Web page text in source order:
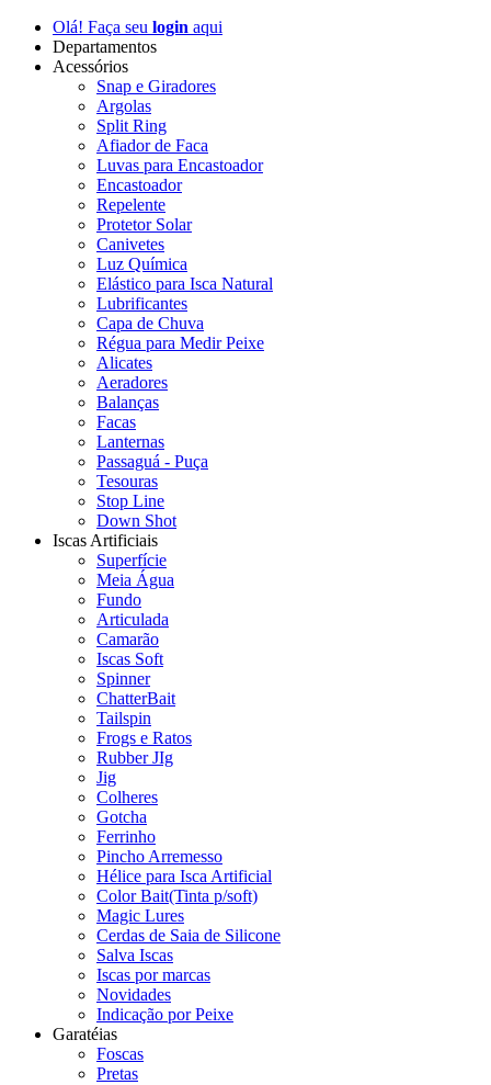
Olá! Faça seu login aqui
Departamentos
Acessórios
Snap e Giradores
Argolas
Split Ring
Afiador de Faca
Luvas para Encastoador
Encastoador
Repelente
Protetor Solar
Canivetes
Luz Química
Elástico para Isca Natural
Lubrificantes
Capa de Chuva
Régua para Medir Peixe
Alicates
Aeradores
Balanças
Facas
Lanternas
Passaguá - Puça
Tesouras
Stop Line
Down Shot
Iscas Artificiais
Superfície
Meia Água
Fundo
Articulada
Camarão
Iscas Soft
Spinner
ChatterBait
Tailspin
Frogs e Ratos
Rubber JIg
Jig
Colheres
Gotcha
Ferrinho
Pincho Arremesso
Hélice para Isca Artificial
Color Bait(Tinta p/soft)
Magic Lures
Cerdas de Saia de Silicone
Salva Iscas
Iscas por marcas
Novidades
Indicação por Peixe
Garatéias
Foscas
Pretas